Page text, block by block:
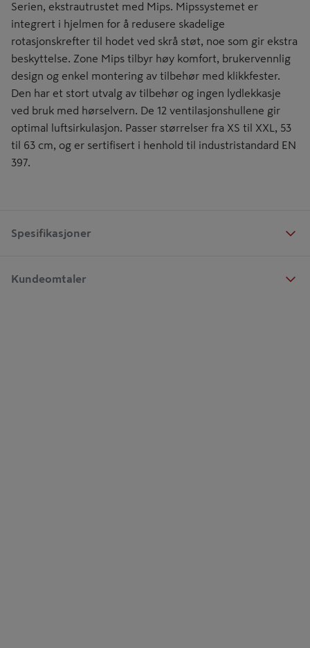
Serien, ekstrautrustet med Mips. Mipssystemet er
integrert i hjelmen for å redusere skadelige
rotasjonskrefter til hodet ved skrå støt, noe som gir ekstra
beskyttelse. Zone Mips tilbyr høy komfort, brukervennlig
design og enkel montering av tilbehør med klikkfester.
Den har et stort utvalg av tilbehør og ingen lydlekkasje
ved bruk med hørselvern. De 12 ventilasjonshullene gir
optimal luftsirkulasjon. Passer størrelser fra XS til XXL, 53
til 63 cm, og er sertifisert i henhold til industristandard EN
397.
Spesifikasjoner
Kundeomtaler